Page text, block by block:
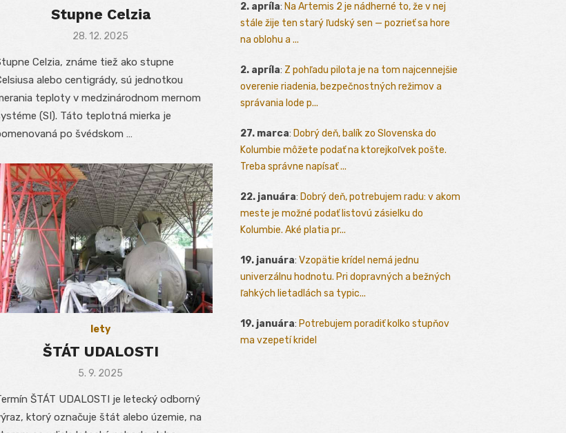
Stupne Celzia
Posted
28. 12. 2025
Celzia, známe tiež ako stupne
alebo centigrády, sú jednotkou
teploty v medzinárodnom mernom
(SI). Táto teplotná mierka je
po švédskom …
lety
ŠTÁT UDALOSTI
Posted
5. 9. 2025
ŠTÁT UDALOSTI je letecký odborný
ktorý označuje štát alebo územie, na
2. apríla: Na Artemis 2 je nádherné to, že v nej
stále žije ten starý ľudský sen — pozrieť sa hore
na oblohu a ...
2. apríla: Z pohľadu pilota je na tom najcennejšie
overenie riadenia, bezpečnostných režimov a
správania lode p...
27. marca: Dobrý deň, balík zo Slovenska do
Kolumbie môžete podať na ktorejkoľvek pošte.
Treba správne napísať ...
22. januára: Dobrý deň, potrebujem radu: v akom
meste je možné podať listovú zásielku do
Kolumbie. Aké platia pr...
19. januára: Vzopätie krídel nemá jednu
univerzálnu hodnotu. Pri dopravných a bežných
ľahkých lietadlách sa typic...
19. januára: Potrebujem poradiť kolko stupňov
ma vzepetí kridel